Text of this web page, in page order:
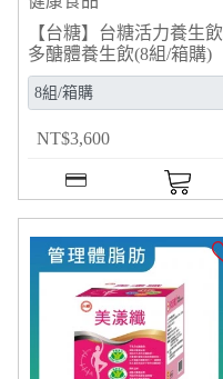
【台糖】台糖活力養生
多醣體養生飲(8組/箱購)
(846606)
NT$3,600